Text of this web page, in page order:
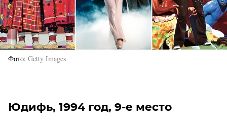
Фото Getty Images
Юдифь, 1994 год, 9-е место